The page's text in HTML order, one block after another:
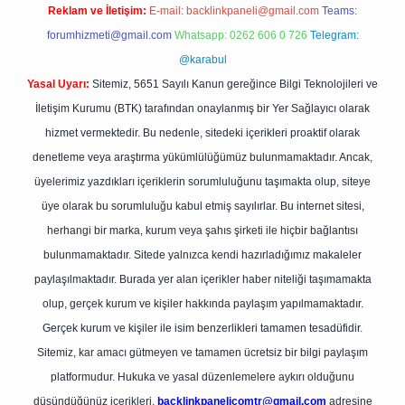
Reklam ve İletişim: E-mail: backlinkpaneli@gmail.com Teams:
forumhizmeti@gmail.com Whatsapp: 0262 606 0 726 Telegram:
@karabul
Yasal Uyarı: Sitemiz, 5651 Sayılı Kanun gereğince Bilgi Teknolojileri ve
İletişim Kurumu (BTK) tarafından onaylanmış bir Yer Sağlayıcı olarak
hizmet vermektedir. Bu nedenle, sitedeki içerikleri proaktif olarak
denetleme veya araştırma yükümlülüğümüz bulunmamaktadır. Ancak,
üyelerimiz yazdıkları içeriklerin sorumluluğunu taşımakta olup, siteye
üye olarak bu sorumluluğu kabul etmiş sayılırlar. Bu internet sitesi,
herhangi bir marka, kurum veya şahıs şirketi ile hiçbir bağlantısı
bulunmamaktadır. Sitede yalnızca kendi hazırladığımız makaleler
paylaşılmaktadır. Burada yer alan içerikler haber niteliği taşımamakta
olup, gerçek kurum ve kişiler hakkında paylaşım yapılmamaktadır.
Gerçek kurum ve kişiler ile isim benzerlikleri tamamen tesadüfidir.
Sitemiz, kar amacı gütmeyen ve tamamen ücretsiz bir bilgi paylaşım
platformudur. Hukuka ve yasal düzenlemelere aykırı olduğunu
düşündüğünüz içerikleri, backlinkpanelicomtr@gmail.com adresine